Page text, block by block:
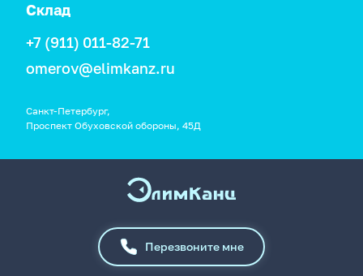
Склад
+7 (911) 011-82-71
omerov@elimkanz.ru
Санкт-Петербург,
Проспект Обуховской обороны, 45Д
Перезвоните мне